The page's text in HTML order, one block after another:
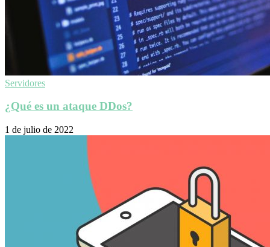
Servidores
¿Qué es un ataque DDos?
1 de julio de 2022